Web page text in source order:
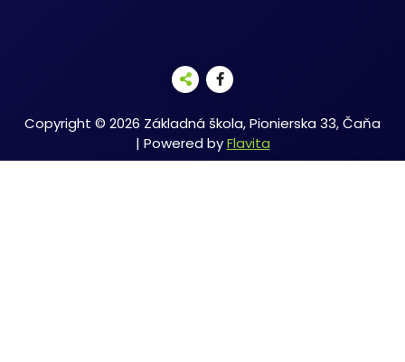
Copyright © 2026 Základná škola, Pionierska 33, Čaňa
| Powered byFlavita